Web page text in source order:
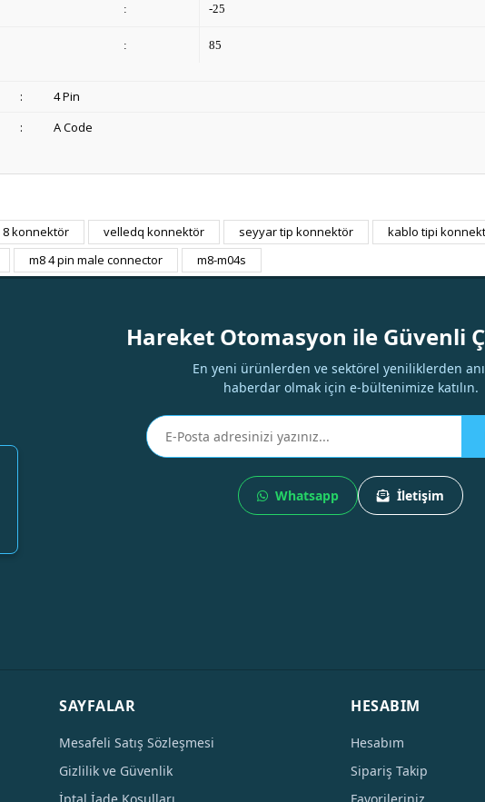
: -25
: 85
:
4 Pin
: A Code
Bu ürüne ilk yorumu siz yapın!
konnektör velledq konnektör seyyar tip konnektör kablo tipi
m8 4 pin male connector m8-m04s
Hareket Otomasyon ile Güvenli
En yeni ürünlerden ve sektörel yeniliklerden
haberdar olmak için e-bültenimize katılın.
Whatsapp İletişim
SAYFALAR
Mesafeli Satış Sözleşmesi
Gizlilik ve Güvenlik
HESABIM
Hesabım
Sipariş Takip